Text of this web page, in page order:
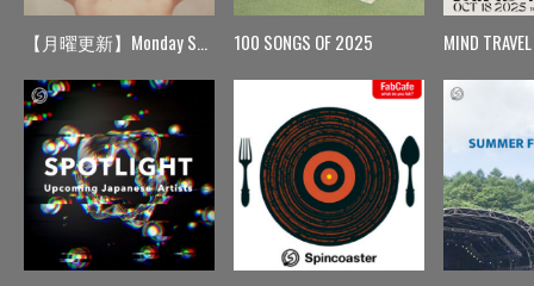
【月曜更新】Monday Spin 100 SONGS OF 2025 MIND TRAVEL